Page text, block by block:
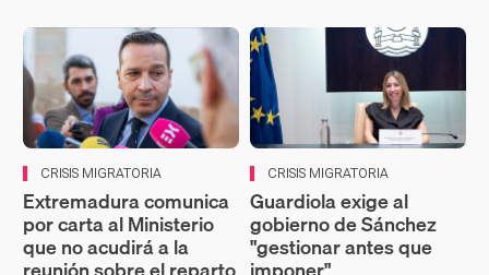
CRISIS MIGRATORIA
Extremadura comunica
por carta al Ministerio
que no acudirá a la
CRISIS MIGRATORIA
Guardiola exige al
gobierno de Sánchez
"gestionar antes que